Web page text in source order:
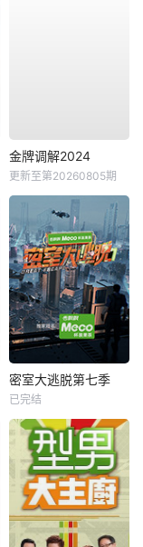
金牌调解2024
更新至第20260805期
密室大逃脱第七季
已完结